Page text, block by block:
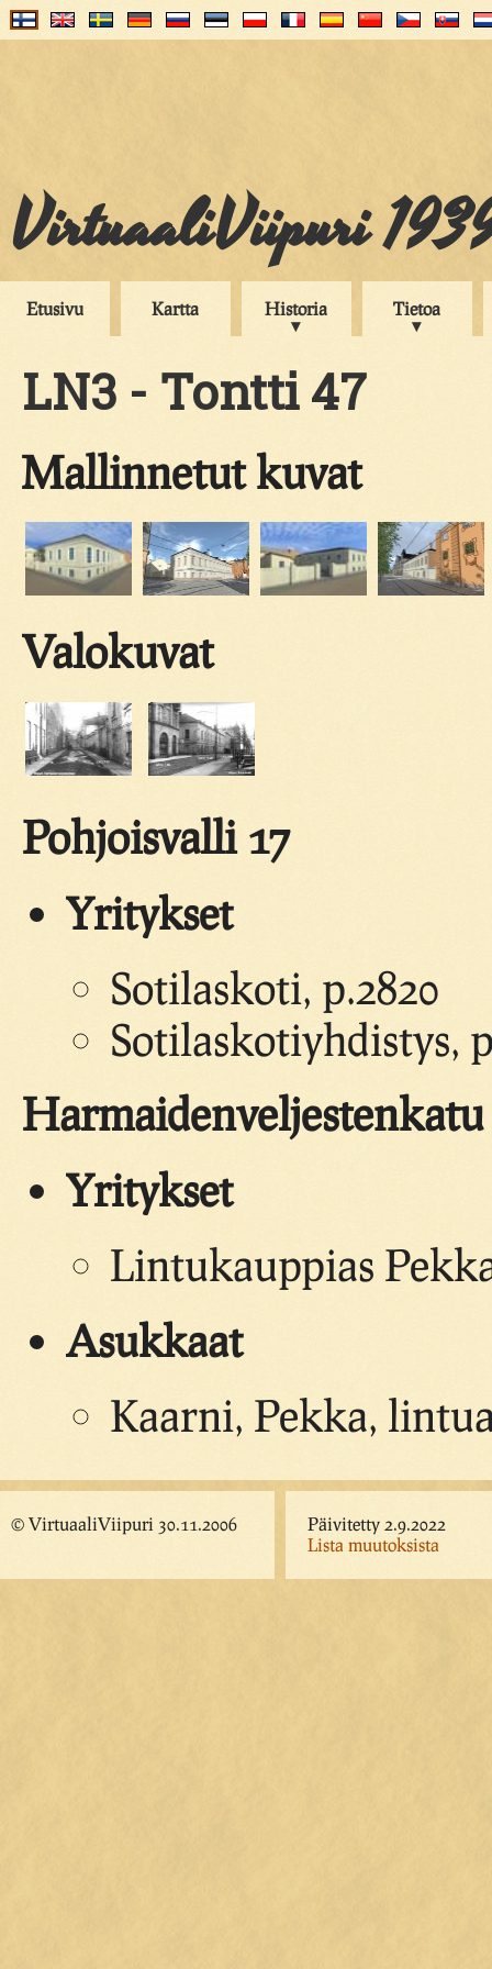
VirtuaaliViipuri
Etusivu Kartta Historia Tietoa
LN3 - Tontti 47
Mallinnetut kuvat
Valokuvat
Pohjoisvalli 17
Yritykset
Sotilaskoti, p.2820
Sotilaskotiyhdistys,
Harmaidenveljestenkatu
Yritykset
Lintukauppias
Asukkaat
Kaarni, Pekka,
© VirtuaaliViipuri 30.11.2006
Päivitetty 2.9.2022
Lista muutoksista